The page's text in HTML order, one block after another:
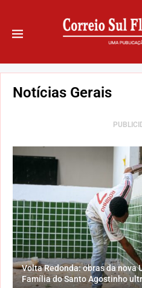
Notícias Gerais
Volta Redonda: obras da nova
Família do Santo Agostinho